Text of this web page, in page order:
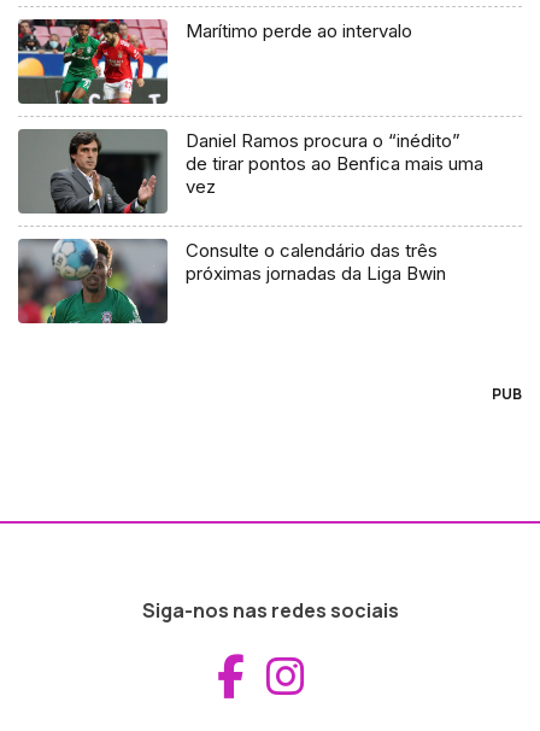
Marítimo perde ao intervalo
Daniel Ramos procura o “inédito”
de tirar pontos ao Benfica mais uma
vez
Consulte o calendário das três
próximas jornadas da Liga Bwin
PUB
Siga-nos nas redes sociais
Aceder ao